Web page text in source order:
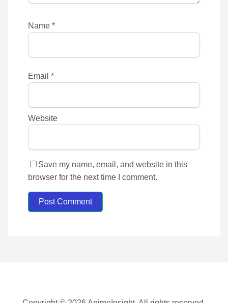
Name *
Email *
Website
Save my name, email, and website in this
browser for the next time I comment.
Post Comment